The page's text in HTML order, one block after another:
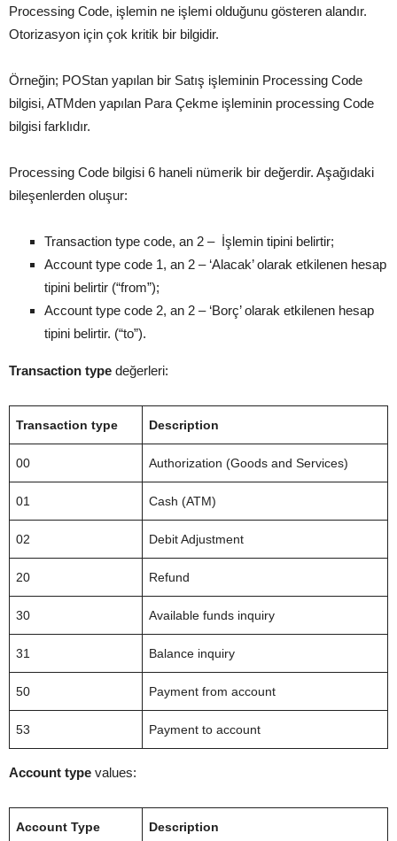
Processing Code, işlemin ne işlemi olduğunu gösteren alandır.
Otorizasyon için çok kritik bir bilgidir.
Örneğin; POStan yapılan bir Satış işleminin Processing Code
bilgisi, ATMden yapılan Para Çekme işleminin processing Code
bilgisi farklıdır.
Processing Code bilgisi 6 haneli nümerik bir değerdir. Aşağıdaki
bileşenlerden oluşur:
Transaction type code, an 2 – İşlemin tipini belirtir;
Account type code 1, an 2 – ‘Alacak’ olarak etkilenen hesap
tipini belirtir (“from”);
Account type code 2, an 2 – ‘Borç’ olarak etkilenen hesap
tipini belirtir. (“to”).
Transaction type değerleri:
Transaction type Description
00 Authorization (Goods and Services)
01 Cash (ATM)
02 Debit Adjustment
20 Refund
30 Available funds inquiry
31 Balance inquiry
50 Payment from account
53 Payment to account
Account type values:
Account Type Description